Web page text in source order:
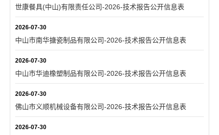
世康餐具(中山)有限责任公司-2026-技术报告公开信息表
2026-07-30
中山市南华搪瓷制品有限公司-2026-技术报告公开信息表
2026-07-30
中山市华迪橡塑制品有限公司-2026-技术报告公开信息表
2026-07-30
佛山市义顺机械设备有限公司-2026-技术报告公开信息表
2026-07-30